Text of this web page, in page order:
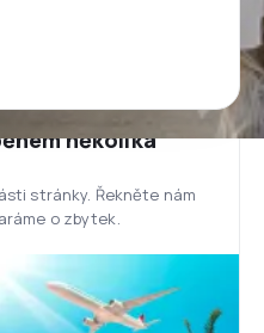
několika
stránky. Řekněte nám
o zbytek.